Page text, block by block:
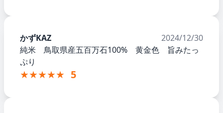
かずKAZ
2024/12/30
純米 鳥取県産五百万石100% 黄金色 旨みたっ
ぷり
★★★★★ 5